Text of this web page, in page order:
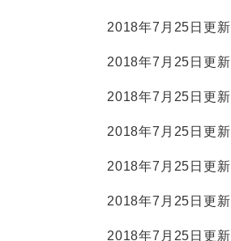
2018年7月25日更新
2018年7月25日更新
2018年7月25日更新
2018年7月25日更新
2018年7月25日更新
2018年7月25日更新
2018年7月25日更新